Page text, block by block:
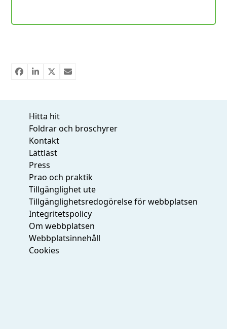
Hitta hit
Foldrar och broschyrer
Kontakt
Lättläst
Press
Prao och praktik
Tillgänglighet ute
Tillgänglighetsredogörelse för webbplatsen
Integritetspolicy
Om webbplatsen
Webbplatsinnehåll
Cookies